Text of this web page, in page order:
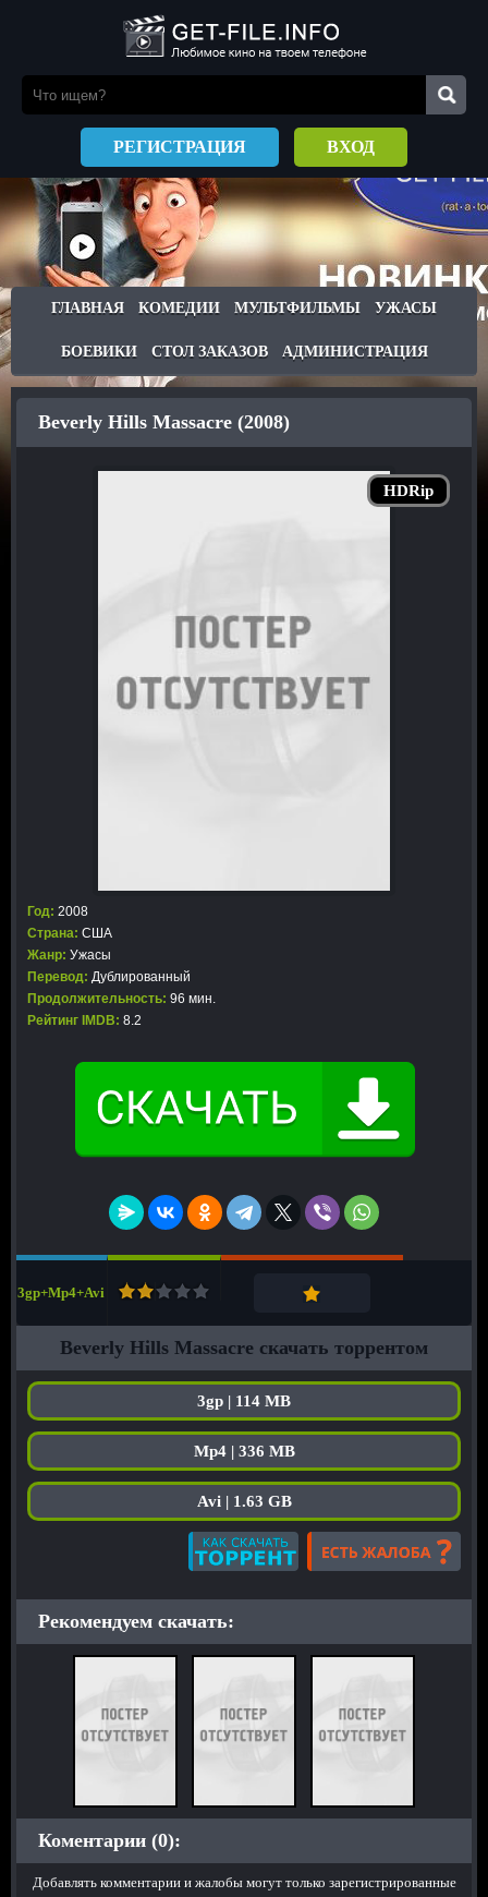
РЕГИСТРАЦИЯ ВХОД
ГЛАВНАЯ КОМЕДИИ МУЛЬТФИЛЬМЫ УЖАСЫ
БОЕВИКИ СТОЛ ЗАКАЗОВ АДМИНИСТРАЦИЯ
HDRip
Beverly Hills Massacre (2008)
Год: 2008
Страна: США
Жанр: Ужасы
Перевод: Дублированный
Продолжительность: 96 мин.
Рейтинг IMDB: 8.2
3gp+Mp4+Avi
Beverly Hills Massacre скачать торрентом
3gp | 114 MB
Mp4 | 336 MB
Avi | 1.63 GB
Рекомендуем скачать:
Коментарии (0):
Добавлять комментарии и жалобы могут только зарегистрированные